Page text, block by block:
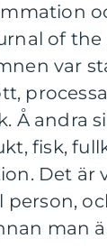
of
var
Å andra
fisk,
Det
person,
man